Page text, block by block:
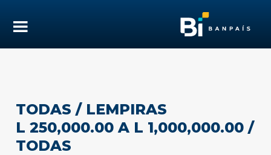
TODAS / LEMPIRAS
L 250,000.00 A L 1,000,000.00 /
TODAS